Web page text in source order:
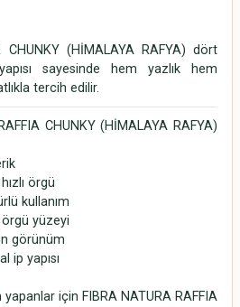
CHUNKY (HİMALAYA RAFYA) dört
sayesinde hem yazlık hem
tercih edilir.
CHUNKY (HİMALAYA RAFYA)
örgü
kullanım
yüzeyi
görünüm
ip yapısı
için FIBRA NATURA RAFFIA